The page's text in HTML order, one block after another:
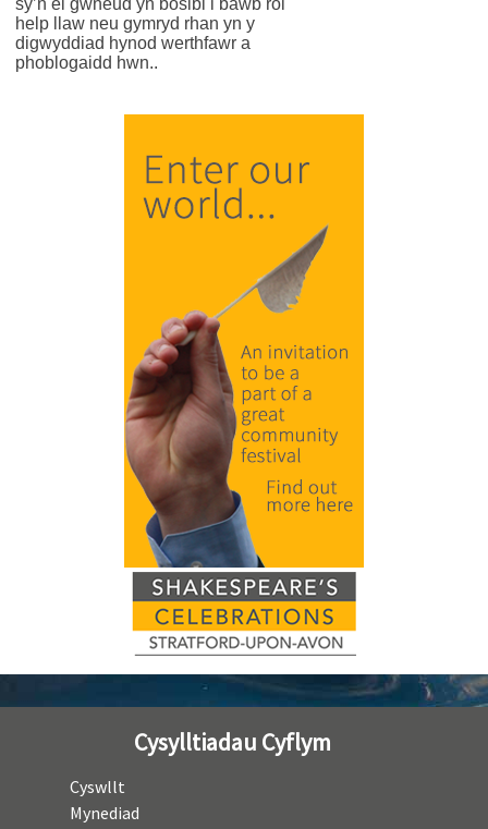
sy’n ei gwneud yn bosibl i bawb roi
help llaw neu gymryd rhan yn y
digwyddiad hynod werthfawr a
phoblogaidd hwn..
Cysylltiadau Cyflym
Cyswllt
Mynediad